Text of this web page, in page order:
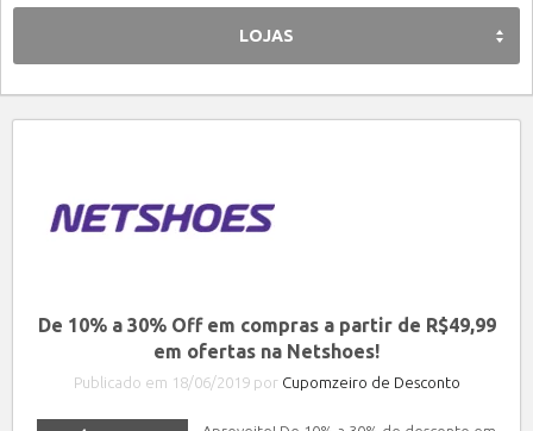
LOJAS
De 10% a 30% Off em compras a partir de R$49,99
em ofertas na Netshoes!
Publicado em 18/06/2019 por Cupomzeiro de Desconto